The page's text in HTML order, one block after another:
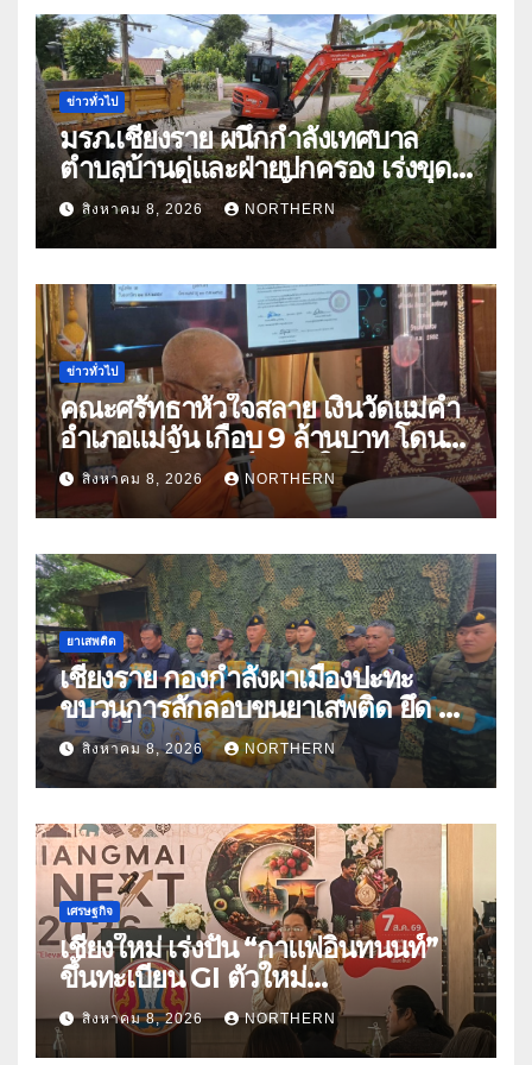
ข่าวทั่วไป
มรภ.เชียงราย ผนึกกำลังเทศบาล
ตำบลบ้านดู่และฝ่ายปกครอง เร่งขุด
ลอกสิ่งกีดขวางทางน้ำ ป้องกันและลด
ปัญหาน้ำท่วม
สิงหาคม 8, 2026 NORTHERN
ข่าวทั่วไป
คณะศรัทธาหัวใจสลาย เงินวัดแม่คำ
อำเภอแม่จัน เกือบ 9 ล้านบาท โดน
แก๊งคอลเซ็นเตอร์หลอกให้โอนข้าม
ปีกว่า 66 บัญชี
สิงหาคม 8, 2026 NORTHERN
ยาเสพติด
เชียงราย กองกำลังผาเมืองปะทะ
ขบวนการลักลอบขนยาเสพติด ยึด 2
ล้านเม็ด
สิงหาคม 8, 2026 NORTHERN
เศรษฐกิจ
เชียงใหม่ เร่งปั้น “กาแฟอินทนนท์”
ขึ้นทะเบียน GI ตัวใหม่
“CHIANGMAI GI NEXT 2026”
ติดอาวุธผู้ประกอบการ 100 ราย ดัน
สิงหาคม 8, 2026 NORTHERN